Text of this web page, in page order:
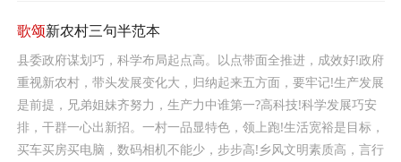
歌颂新农村三句半范本
县委政府谋划巧，科学布局起点高。以点带面全推进，成效好!政府
重视新农村，带头发展变化大，归纳起来五方面，要牢记!生产发展
是前提，兄弟姐妹齐努力，生产力中谁第一?高科技!科学发展巧安
排，干群一心出新招。一村一品显特色，领上跑!生活宽裕是目标，
买车买房买电脑，数码相机不能少，步步高!乡风文明素质高，言行